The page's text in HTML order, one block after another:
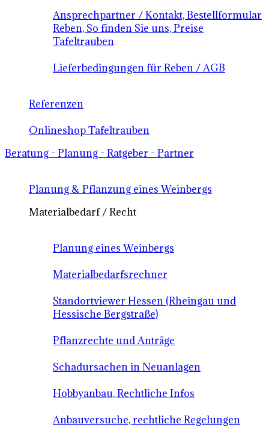
Ansprechpartner / Kontakt, Bestellformular
Reben, So finden Sie uns, Preise
Tafeltrauben
Lieferbedingungen für Reben / AGB
Referenzen
Onlineshop Tafeltrauben
Beratung - Planung - Ratgeber - Partner
Planung & Pflanzung eines Weinbergs
Materialbedarf / Recht
Planung eines Weinbergs
Materialbedarfsrechner
Standortviewer Hessen (Rheingau und
Hessische Bergstraße)
Pflanzrechte und Anträge
Schadursachen in Neuanlagen
Hobbyanbau, Rechtliche Infos
Anbauversuche, rechtliche Regelungen